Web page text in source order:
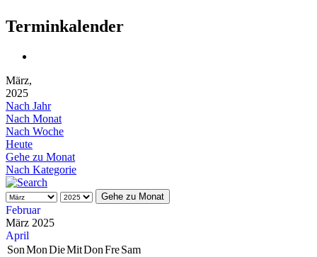
Terminkalender
März,
2025
Nach Jahr
Nach Monat
Nach Woche
Heute
Gehe zu Monat
Nach Kategorie
Gehe zu Monat
Februar
März 2025
April
SonMonDieMitDonFreSam